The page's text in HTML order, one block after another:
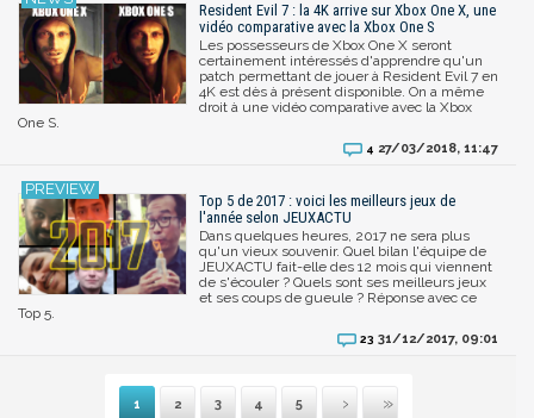
Resident Evil 7 : la 4K arrive sur Xbox One X, une
vidéo comparative avec la Xbox One S
Les possesseurs de Xbox One X seront
certainement intéressés d'apprendre qu'un
patch permettant de jouer à Resident Evil 7 en
4K est dès à présent disponible. On a même
droit à une vidéo comparative avec la Xbox
One S.
4 27/03/2018, 11:47
Top 5 de 2017 : voici les meilleurs jeux de
l'année selon JEUXACTU
Dans quelques heures, 2017 ne sera plus
qu'un vieux souvenir. Quel bilan l'équipe de
JEUXACTU fait-elle des 12 mois qui viennent
de s'écouler ? Quels sont ses meilleurs jeux
et ses coups de gueule ? Réponse avec ce
Top 5.
23 31/12/2017, 09:01
1 2 3 4 5
Suivante
Dernière